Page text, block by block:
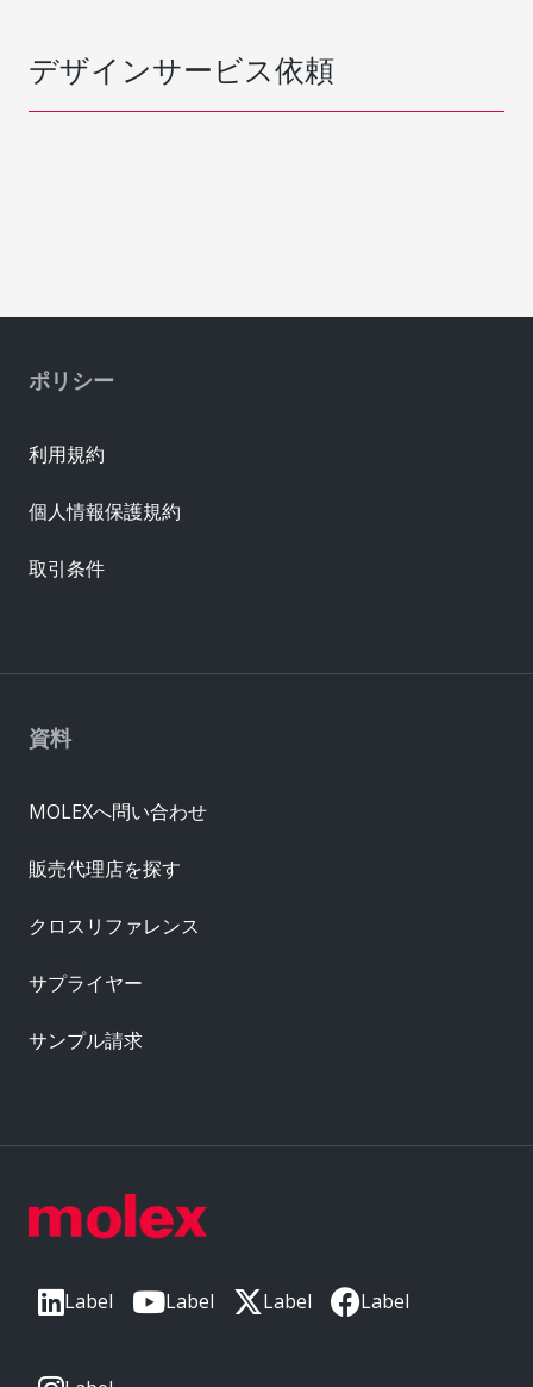
デザインサービス依頼
Label Label Label Label
資料
MOLEXへ問い合わせ
販売代理店を探す
クロスリファレンス
サプライヤー
サンプル請求
ポリシー
利用規約
個人情報保護規約
取引条件